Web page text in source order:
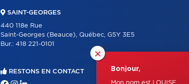
×
Bonjour,
RESTONS EN CONTACT
SAINT-GEORGES
440 118e Rue
Saint-Georges (Beauce), Québec, G5Y 3E5
Bur.: 418 221-0101